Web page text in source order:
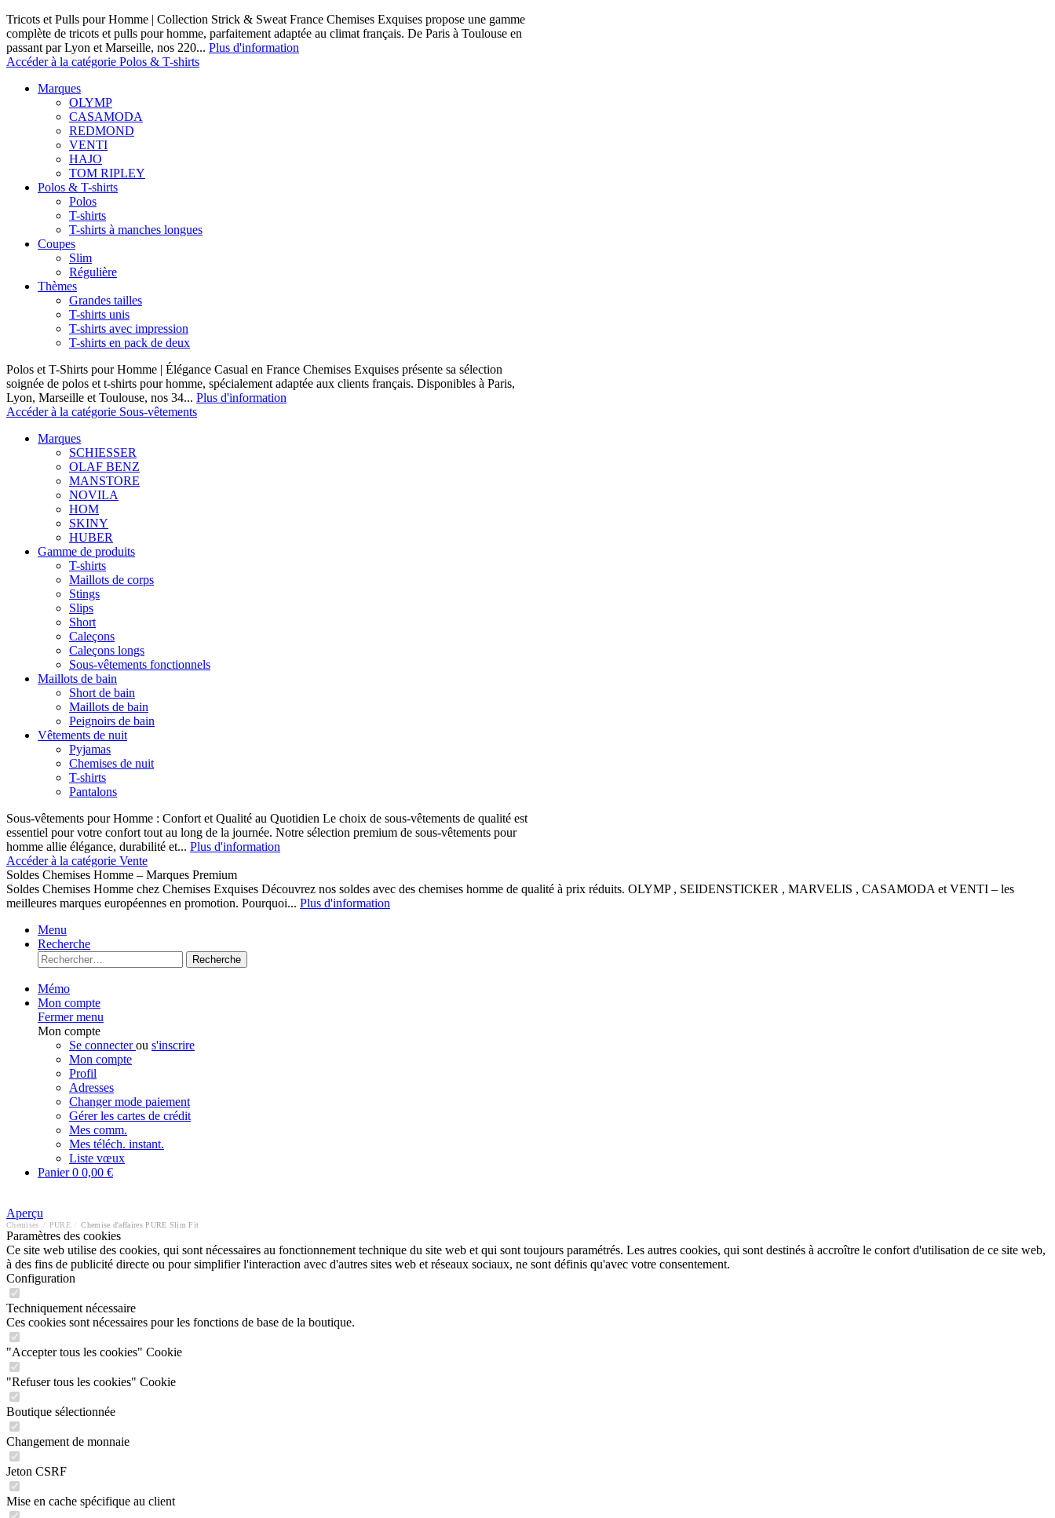
Tricots et Pulls pour Homme | Collection Strick & Sweat France Chemises Exquises propose une gamme
complète de tricots et pulls pour homme, parfaitement adaptée au climat français. De Paris à Toulouse en
passant par Lyon et Marseille, nos 220... Plus d'information
Accéder à la catégorie Polos & T-shirts
Marques
OLYMP
CASAMODA
REDMOND
VENTI
HAJO
TOM RIPLEY
Polos & T-shirts
Polos
T-shirts
T-shirts à manches longues
Coupes
Slim
Régulière
Thèmes
Grandes tailles
T-shirts unis
T-shirts avec impression
T-shirts en pack de deux
Polos et T-Shirts pour Homme | Élégance Casual en France Chemises Exquises présente sa sélection
soignée de polos et t-shirts pour homme, spécialement adaptée aux clients français. Disponibles à Paris,
Lyon, Marseille et Toulouse, nos 34... Plus d'information
Accéder à la catégorie Sous-vêtements
Marques
SCHIESSER
OLAF BENZ
MANSTORE
NOVILA
HOM
SKINY
HUBER
Gamme de produits
T-shirts
Maillots de corps
Stings
Slips
Short
Caleçons
Caleçons longs
Sous-vêtements fonctionnels
Maillots de bain
Short de bain
Maillots de bain
Peignoirs de bain
Vêtements de nuit
Pyjamas
Chemises de nuit
T-shirts
Pantalons
Sous-vêtements pour Homme : Confort et Qualité au Quotidien Le choix de sous-vêtements de qualité est
essentiel pour votre confort tout au long de la journée. Notre sélection premium de sous-vêtements pour
homme allie élégance, durabilité et... Plus d'information
Accéder à la catégorie Vente
Soldes Chemises Homme – Marques Premium
Soldes Chemises Homme chez Chemises Exquises Découvrez nos soldes avec des chemises homme de qualité à prix réduits. OLYMP , SEIDENSTICKER , MARVELIS , CASAMODA et VENTI – les
meilleures marques européennes en promotion. Pourquoi... Plus d'information
Menu
Recherche
Recherche
Mémo
Mon compte
Fermer menu
Mon compte
Se connecterou s'inscrire
Mon compte
Profil
Adresses
Changer mode paiement
Gérer les cartes de crédit
Mes comm.
Mes téléch. instant.
Liste vœux
Panier0 0,00 €
Aperçu
Chemises PURE Chemise d'affaires PURE Slim Fit
Paramètres des cookies
Ce site web utilise des cookies, qui sont nécessaires au fonctionnement technique du site web et qui sont toujours paramétrés. Les autres cookies, qui sont destinés à accroître le confort d'utilisation de ce site web,
à des fins de publicité directe ou pour simplifier l'interaction avec d'autres sites web et réseaux sociaux, ne sont définis qu'avec votre consentement.
Configuration
Techniquement nécessaire
Ces cookies sont nécessaires pour les fonctions de base de la boutique.
"Accepter tous les cookies" Cookie
"Refuser tous les cookies" Cookie
Boutique sélectionnée
Changement de monnaie
Jeton CSRF
Mise en cache spécifique au client